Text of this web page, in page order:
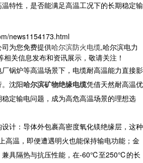
特性，是否能满足高温工况下的长期稳定输
news1154173.html
为您免费提供哈尔滨防火电缆,哈尔滨电力
关信息发布和资讯展示，敬请关注！
锅炉等高温场景下，电缆耐高温能力直接影
沈阳哈尔滨矿物绝缘电缆凭借天然耐高温优
定输电问题，成为高危高温场景的理想选
计：导体外包裹高密度氧化镁绝缘层，这种
温，即便遭遇明火也能保持输电功能；金
兼具隔热与抗压性能，在-60℃至250℃的长